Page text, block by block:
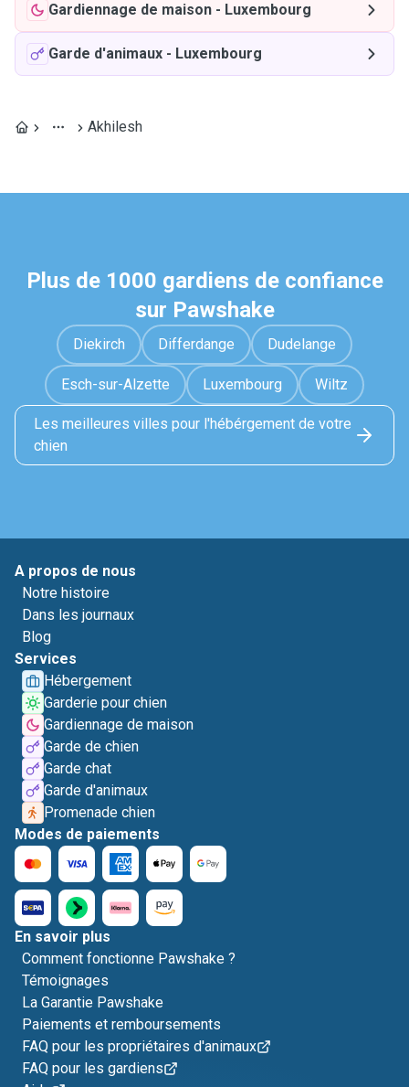
Gardiennage de maison - Luxembourg
Garde d'animaux - Luxembourg
Akhilesh
Plus de 1000 gardiens de confiance
sur Pawshake
Diekirch Differdange Dudelange
Esch-sur-Alzette Luxembourg Wiltz
Les meilleures villes pour l'hébérgement de votre
chien
A propos de nous
Notre histoire
Dans les journaux
Blog
Services
Hébergement
Garderie pour chien
Gardiennage de maison
Garde de chien
Garde chat
Garde d'animaux
Promenade chien
Modes de paiements
En savoir plus
Comment fonctionne Pawshake ?
Témoignages
La Garantie Pawshake
Paiements et remboursements
FAQ pour les propriétaires d'animaux
FAQ pour les gardiens